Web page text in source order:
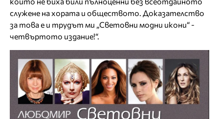
служене на хората и обществото. Доказателство
за това е и трудът ми „Световни модни икони“ -
четвъртото издание!“.